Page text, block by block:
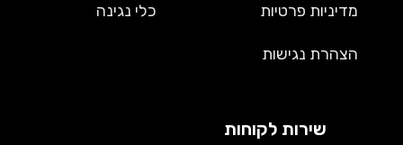
מדיניות פרטיות
הצהרת נגישות
כלי נגינה
שירות לקוחות